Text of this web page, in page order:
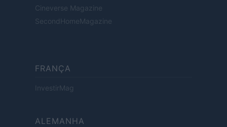
Cineverse Magazine
SecondHomeMagazine
FRANÇA
InvestirMag
ALEMANHA